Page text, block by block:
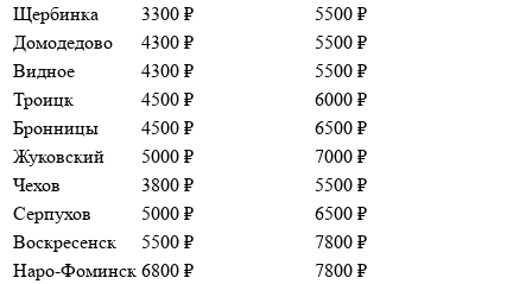
Щербинка
3300 ₽
5500 ₽
Домодедово
4300 ₽
5500 ₽
Видное
4300 ₽
5500 ₽
Троицк
4500 ₽
6000 ₽
Бронницы
4500 ₽
6500 ₽
Жуковский
5000 ₽
7000 ₽
Чехов
3800 ₽
5500 ₽
Серпухов
5000 ₽
6500 ₽
Воскресенск
5500 ₽
7800 ₽
Наро-Фоминск 6800 ₽
7800 ₽